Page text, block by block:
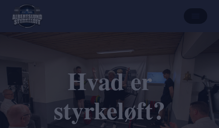
Hvad er
styrkeløft?